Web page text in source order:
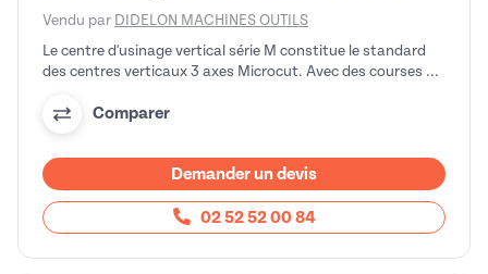
Vendu par DIDELON MACHINES OUTILS
Le centre d'usinage vertical série M constitue le standard
des centres verticaux 3 axes Microcut. Avec des courses ...
Comparer
Demander un devis
02 52 52 00 84